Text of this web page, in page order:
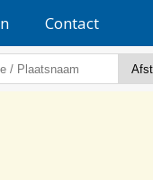
Contact